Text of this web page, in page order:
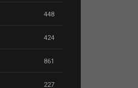
448
424
861
227